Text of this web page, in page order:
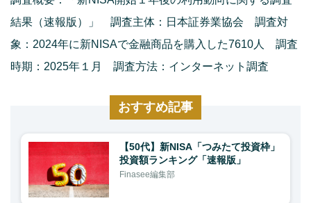
結果（速報版）」 調査主体：日本証券業協会 調査対
象：2024年に新NISAで金融商品を購入した7610人 調査
時期：2025年１月 調査方法：インターネット調査
おすすめ記事
【50代】新NISA「つみたて投資枠」
投資額ランキング「速報版」
Finasee編集部